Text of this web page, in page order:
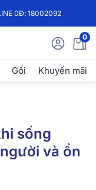
0Đ: 18002092
0
Gối Khuyến mãi
sống
và ồn